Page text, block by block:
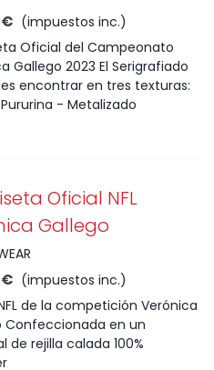
(impuestos inc.)
Oficial del Campeonato
Gallego 2023 El Serigrafiado
encontrar en tres texturas:
- Metalizado
Oficial NFL
Gallego
(impuestos inc.)
de la competición Verónica
Confeccionada en un
de rejilla calada 100%